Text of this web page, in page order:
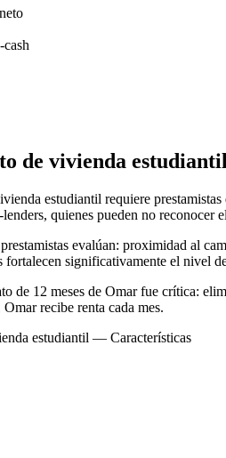
cash
de vivienda
estudiantil requiere
quienes pueden no
evalúan: proximidad al
fortalecen significativamente el nivel
de 12 meses de Omar fue crítica:
recibe renta cada mes.
estudiantil — Características